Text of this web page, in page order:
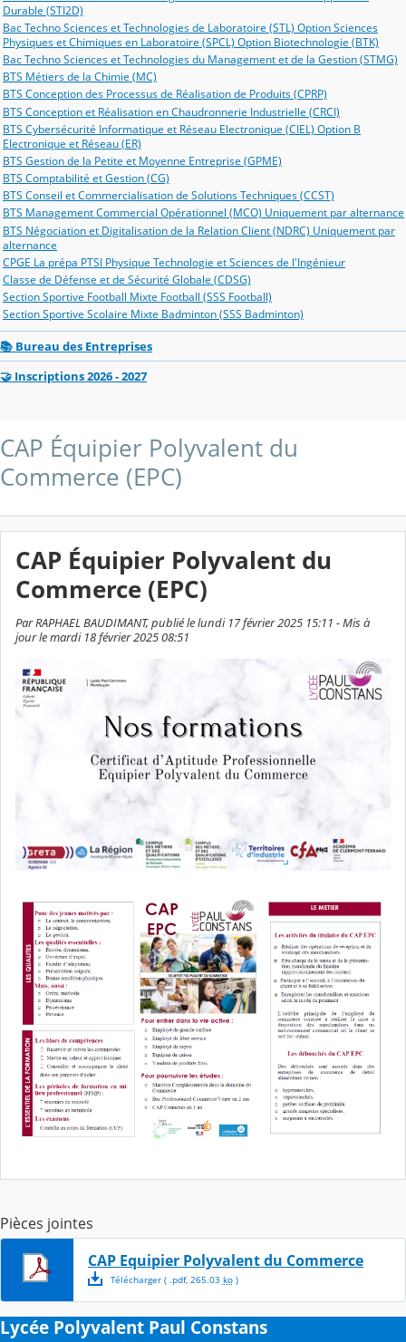
Durable (STI2D)
Bac Techno Sciences et Technologies de Laboratoire (STL) Option Sciences
Physiques et Chimiques en Laboratoire (SPCL) Option Biotechnologie (BTK)
Bac Techno Sciences et Technologies du Management et de la Gestion (STMG)
BTS Métiers de la Chimie (MC)
BTS Conception des Processus de Réalisation de Produits (CPRP)
BTS Conception et Réalisation en Chaudronnerie Industrielle (CRCI)
BTS Cybersécurité Informatique et Réseau Electronique (CIEL) Option B
Electronique et Réseau (ER)
BTS Gestion de la Petite et Moyenne Entreprise (GPME)
BTS Comptabilité et Gestion (CG)
BTS Conseil et Commercialisation de Solutions Techniques (CCST)
BTS Management Commercial Opérationnel (MCO) Uniquement par alternance
BTS Négociation et Digitalisation de la Relation Client (NDRC) Uniquement par
alternance
CPGE La prépa PTSI Physique Technologie et Sciences de l'Ingénieur
Classe de Défense et de Sécurité Globale (CDSG)
Section Sportive Football Mixte Football (SSS Football)
Section Sportive Scolaire Mixte Badminton (SSS Badminton)
📚 Bureau des Entreprises
🤝 Inscriptions 2026 - 2027
CAP Équipier Polyvalent du
Commerce (EPC)
CAP Équipier Polyvalent du
Commerce (EPC)
Par RAPHAEL BAUDIMANT, publié le lundi 17 février 2025 15:11 - Mis à
jour le mardi 18 février 2025 08:51
Pièces jointes
CAP Equipier Polyvalent du Commerce
Télécharger( .pdf, 265.03 ko)
Lycée Polyvalent Paul Constans